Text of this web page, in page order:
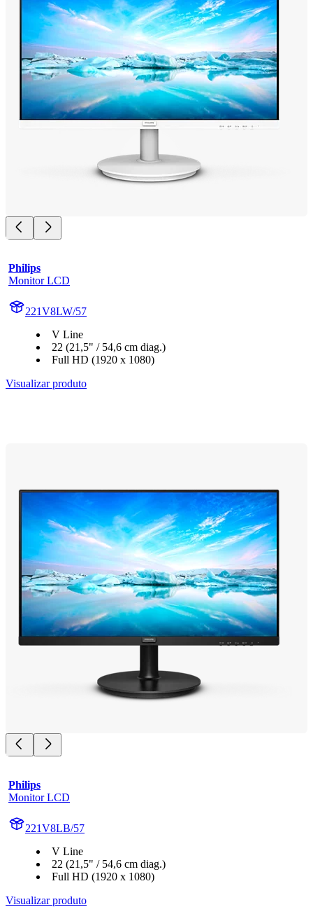
Philips
Monitor LCD
221V8LW/57
V Line
22 (21,5" / 54,6 cm diag.)
Full HD (1920 x 1080)
Visualizar produto
Philips
Monitor LCD
221V8LB/57
V Line
22 (21,5" / 54,6 cm diag.)
Full HD (1920 x 1080)
Visualizar produto